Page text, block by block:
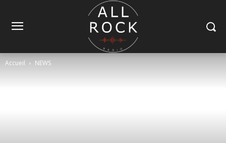
Accueil NEWS